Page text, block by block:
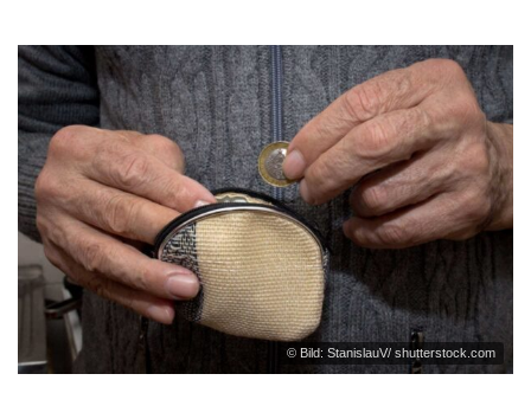
© Bild: StanislauV/ shutterstock.com